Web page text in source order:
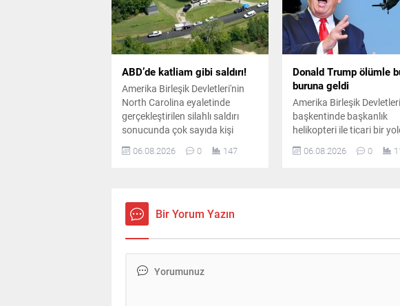
ABD’de katliam gibi saldırı!
Amerika Birleşik Devletleri'nin
North Carolina eyaletinde
gerçekleştirilen silahlı saldırı
sonucunda çok sayıda kişi
hayatını kaybetti. Bölgeye çok
sayıda ekip sevk edilirken olayla
06.08.2026 0 147
Donald Trump ölümle
buruna geldi
Amerika Birleşik Devletleri
başkentinde başkanlık
helikopteri ile ticari bir
uçağı havada tehlikeli
yakınlaştı. Emniyet
06.08.2026 0
Bir Yorum Yazın